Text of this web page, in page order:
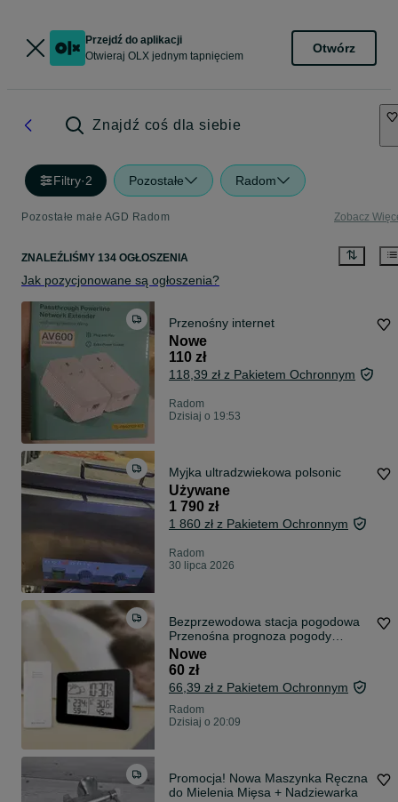
Przejdź do aplikacji
Otwieraj OLX jednym tapnięciem
Otwórz
Znajdź coś dla siebie
Filtry·2 Pozostałe Radom
Pozostałe małe AGD Radom Zobacz
ZNALEŹLIŚMY 134 OGŁOSZENIA
Jak pozycjonowane są ogłoszenia?
Przenośny internet
Nowe
110 zł
118,39 zł z Pakietem Ochronnym
Radom
Dzisiaj o 19:53
Myjka ultradzwiekowa polsonic
Używane
1 790 zł
1 860 zł z Pakietem Ochronnym
Radom
30 lipca 2026
Bezprzewodowa stacja pogodowa
Przenośna prognoza pogody
Temperatura Cz
Nowe
60 zł
66,39 zł z Pakietem Ochronnym
Radom
Dzisiaj o 20:09
Promocja! Nowa Maszynka Ręczna
do Mielenia Mięsa + Nadziewarka